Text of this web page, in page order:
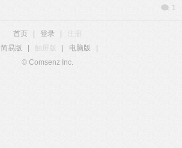
1
首页 登录
简易版
触屏版 电脑版
© Comsenz Inc.